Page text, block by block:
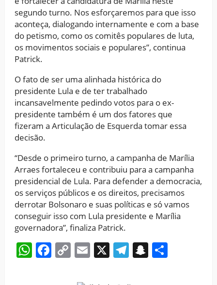
segundo turno. Nos esforçaremos para que isso
aconteça, dialogando internamente e com a base
do petismo, como os comitês populares de luta,
os movimentos sociais e populares”, continua
Patrick.
O fato de ser uma alinhada histórica do
presidente Lula e de ter trabalhado
incansavelmente pedindo votos para o ex-
presidente também é um dos fatores que
fizeram a Articulação de Esquerda tomar essa
decisão.
“Desde o primeiro turno, a campanha de Marília
Arraes fortaleceu e contribuiu para a campanha
presidencial de Lula. Para defender a democracia,
os serviços públicos e os direitos, precisamos
derrotar Bolsonaro e suas políticas e só vamos
conseguir isso com Lula presidente e Marília
governadora”, finaliza Patrick.
WhatsApp
Facebook
CopyEmail
X Telegram
Snapchat